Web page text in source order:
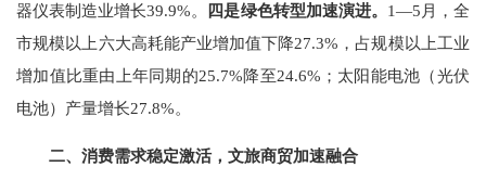
器仪表制造业增长39.9%。 四是绿色转型加速演进。 1—5 月，全
市规模以上六大高耗能产业增加值下降27.3% ，占规模以上工业
增加值比重由上年同期的25.7%降至24.6% ；太阳能电池（光伏
电池）产量增长27.8%。
二、消费需求稳定激活，文旅商贸加速融合